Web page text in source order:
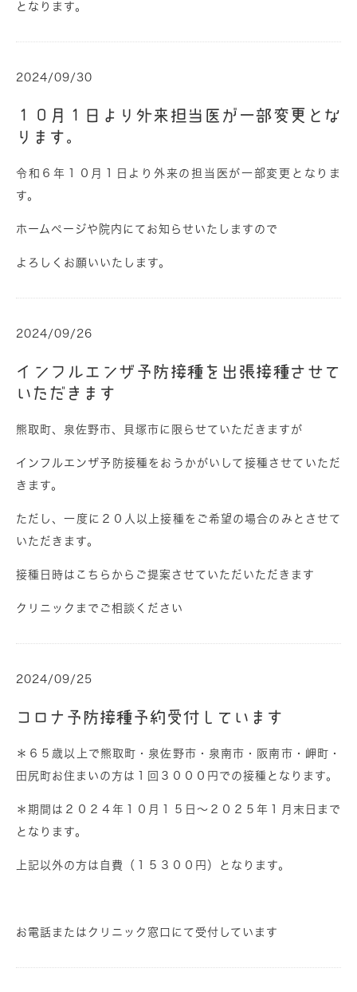
となります。
2024/09/30
１０月１日より外来担当医が一部変更とな
ります。
令和６年１０月１日より外来の担当医が一部変更となりま
す。
ホームページや院内にてお知らせいたしますので
よろしくお願いいたします。
2024/09/26
インフルエンザ予防接種を出張接種させて
いただきます
熊取町、泉佐野市、貝塚市に限らせていただきますが
インフルエンザ予防接種をおうかがいして接種させていただ
きます。
ただし、一度に２０人以上接種をご希望の場合のみとさせて
いただきます。
接種日時はこちらからご提案させていただいただきます
クリニックまでご相談ください
2024/09/25
コロナ予防接種予約受付しています
＊６５歳以上で熊取町・泉佐野市・泉南市・阪南市・岬町・
田尻町お住まいの方は１回３０００円での接種となります。
＊期間は２０２４年１０月１５日～２０２５年１月末日まで
となります。
上記以外の方は自費（１５３００円）となります。
お電話またはクリニック窓口にて受付しています